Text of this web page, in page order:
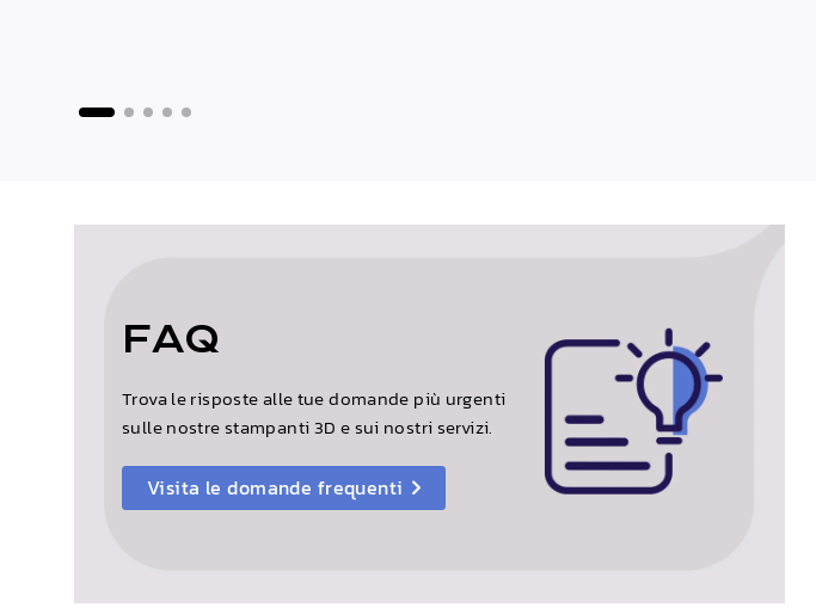
FAQ
Trova le risposte alle tue domande più urgenti
sulle nostre stampanti 3D e sui nostri servizi.
Visita le domande frequenti